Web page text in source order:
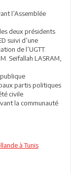
l’Assemblée
deux présidents
suivi d’une
de l’UGTT.
Seïfallah LASRAM,
partis politiques
civile
la communauté
à Tunis